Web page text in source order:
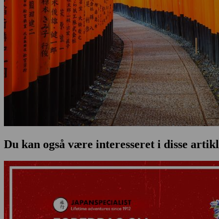
Du kan også være interesseret i disse